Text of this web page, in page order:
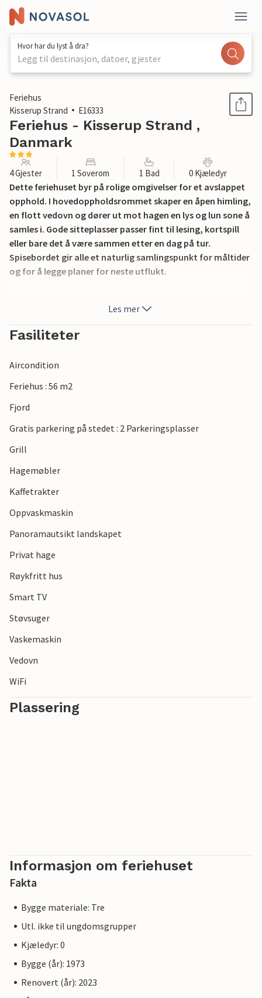
Hvor har du lyst å dra?
Legg til destinasjon, datoer, gjester
1 / 15
Feriehus
Kisserup Strand
E16333
Feriehus - Kisserup Strand ,
Danmark
4 Gjester 1 Soverom 1 Bad 0 Kjæledyr
Dette feriehuset byr på rolige omgivelser for et avslappet
opphold. I hovedoppholdsrommet skaper en åpen himling,
en flott vedovn og dører ut mot hagen en lys og lun sone å
samles i. Gode sitteplasser passer fint til lesing, kortspill
eller bare det å være sammen etter en dag på tur.
Spisebordet gir alle et naturlig samlingspunkt for måltider
og for å legge planer for neste utflukt.
blanding av maritim atmosfære, kultur og
friluftsaktiviteter. Besøkende kan rusle langs havnen, drive
med ulike vannaktiviteter eller utforske naturskjønne
blant annet friluftsmuseet Andelslandsbyen Nyvang,
skogområdene i Odsherred samt historiske slott og
Les mer
Fasiliteter
Aircondition
Feriehus : 56 m2
Fjord
Gratis parkering på stedet : 2 Parkeringsplasser
Grill
Hagemøbler
Kaffetrakter
Oppvaskmaskin
Panoramautsikt landskapet
Privat hage
Røykfritt hus
Smart TV
Støvsuger
Vaskemaskin
Vedovn
WiFi
Plassering
Informasjon om feriehuset
Fakta
Bygge materiale: Tre
Utl. ikke til ungdomsgrupper
Kjæledyr: 0
Bygge (år): 1973
Renovert (år): 2023